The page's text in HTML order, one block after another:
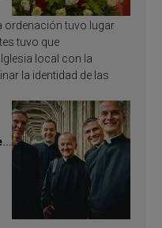
ordenación tuvo lugar
tuvo que
local con la
la identidad de las